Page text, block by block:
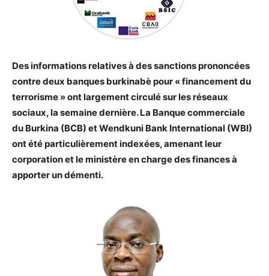
Des informations relatives à des sanctions prononcées
contre deux banques burkinabè pour « financement du
terrorisme » ont largement circulé sur les réseaux
sociaux, la semaine dernière. La Banque commerciale
du Burkina (BCB) et Wendkuni Bank International (WBI)
ont été particulièrement indexées, amenant leur
corporation et le ministère en charge des finances à
apporter un démenti.